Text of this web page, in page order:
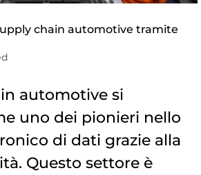
chain automotive tramite
automotive si
uno dei pionieri nello
di dati grazie alla
Questo settore è